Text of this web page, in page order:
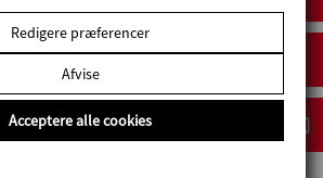
INOXPA Worldwide
INOXPA Portugal
INOXPA Russia
Redigere præferencer
Afvise
Acceptere alle cookies